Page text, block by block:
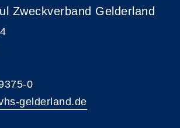
Zweckverband Gelderland
0
gelderland.de